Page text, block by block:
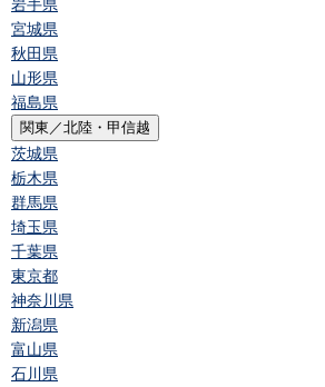
岩手県
宮城県
秋田県
山形県
福島県
関東／北陸・甲信越
茨城県
栃木県
群馬県
埼玉県
千葉県
東京都
神奈川県
新潟県
富山県
石川県